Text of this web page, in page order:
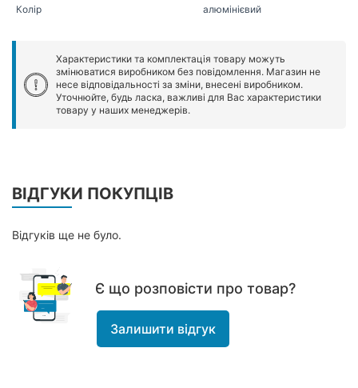
Колір алюмінієвий
Характеристики та комплектація товару можуть
змінюватися виробником без повідомлення. Магазин не
несе відповідальності за зміни, внесені виробником.
Уточнюйте, будь ласка, важливі для Вас характеристики
товару у наших менеджерів.
ВІДГУКИ ПОКУПЦІВ
Відгуків ще не було.
Є що розповісти про товар?
Залишити відгук